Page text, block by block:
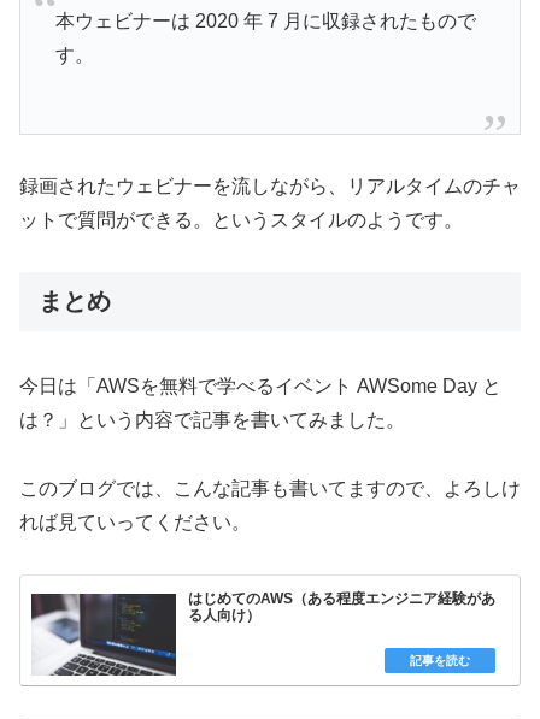
本ウェビナーは 2020 年 7 月に収録されたもので
す。
録画されたウェビナーを流しながら、リアルタイムのチャ
ットで質問ができる。というスタイルのようです。
まとめ
今日は「AWSを無料で学べるイベント AWSome Day と
は？」という内容で記事を書いてみました。
このブログでは、こんな記事も書いてますので、よろしけ
れば見ていってください。
はじめてのAWS（ある程度エンジニア経験があ
る人向け）